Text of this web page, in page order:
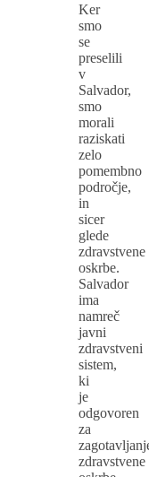
Ker
smo
se
preselili
v
Salvador,
smo
morali
raziskati
zelo
pomembno
področje,
in
sicer
glede
zdravstvene
oskrbe.
Salvador
ima
namreč
javni
zdravstveni
sistem,
ki
je
odgovoren
za
zdravstvene